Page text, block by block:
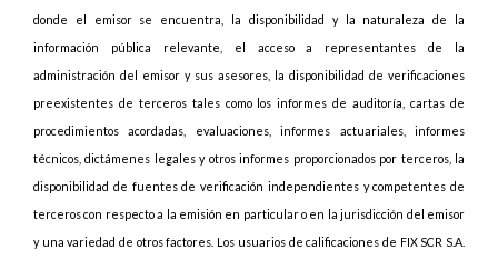
donde el emisor se encuentra, la disponibilidad y la naturaleza de la
información pública relevante, el acceso a representantes de la
administración del emisor y sus asesores, la disponibilidad de verificaciones
preexistentes de terceros tales como los informes de auditoría, cartas de
procedimientos acordadas, evaluaciones, informes actuariales, informes
técnicos, dictámenes legales y otros informes proporcionados por terceros, la
disponibilidad de fuentes de verificación independientes y competentes de
terceros con respecto a la emisión en particular o en la jurisdicción del emisor
y una variedad de otros factores. Los usuarios de calificaciones de FIX SCR S.A.